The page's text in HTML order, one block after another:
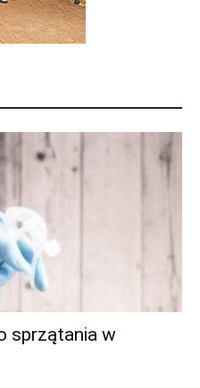
sprzątania w